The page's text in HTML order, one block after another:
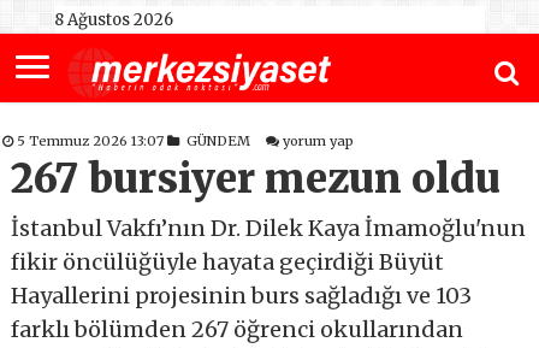
8 Ağustos 2026
5 Temmuz 2026 13:07 GÜNDEM yorum yap
267 bursiyer mezun oldu
İstanbul Vakfı’nın Dr. Dilek Kaya İmamoğlu'nun
fikir öncülüğüyle hayata geçirdiği Büyüt
Hayallerini projesinin burs sağladığı ve 103
farklı bölümden 267 öğrenci okullarından